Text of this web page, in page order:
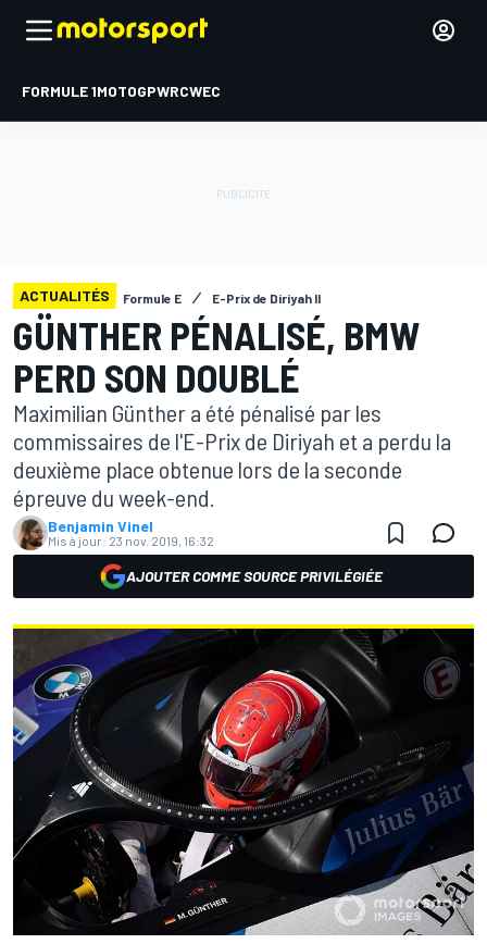
FORMULE 1MOTOGPWRCWEC
ACTUALITÉS Formule E E-Prix de Diriyah II
GÜNTHER PÉNALISÉ, BMW
PERD SON DOUBLÉ
Maximilian Günther a été pénalisé par les
commissaires de l'E-Prix de Diriyah et a perdu la
deuxième place obtenue lors de la seconde
épreuve du week-end.
Benjamin Vinel
Mis à jour: 23 nov. 2019, 16:32
AJOUTER COMME SOURCE PRIVILÉGIÉE